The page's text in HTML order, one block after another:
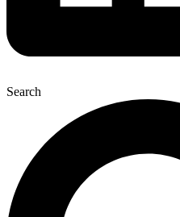
Search